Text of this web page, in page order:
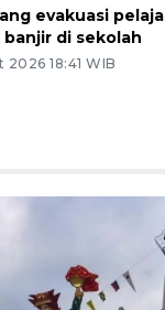
evakuasi
di sekolah
18:41 WIB